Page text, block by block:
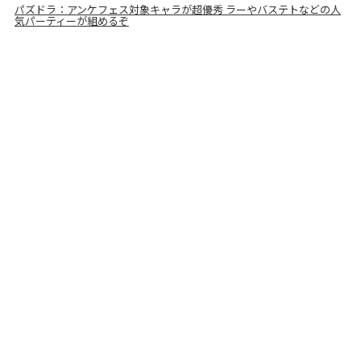
パズドラ：アンケフェス対象キャラが超優秀 ラーやバステトなどの人
気パーティーが組めるぞ